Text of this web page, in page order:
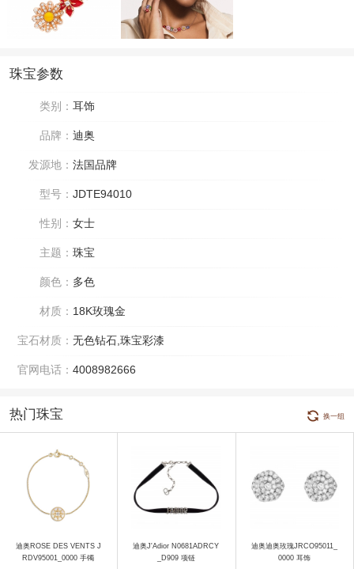
珠宝参数
类别： 耳饰
品牌： 迪奥
发源地： 法国品牌
型号： JDTE94010
性别： 女士
主题： 珠宝
颜色： 多色
材质： 18K玫瑰金
宝石材质： 无色钻石,珠宝彩漆
官网电话： 4008982666
热门珠宝 换一组
迪奥ROSE DES VENTS J
RDV95001_0000 手镯
迪奥J'Adior N0681ADRCY
_D909 项链
迪奥迪奥玫瑰JRCO95011_
0000 耳饰